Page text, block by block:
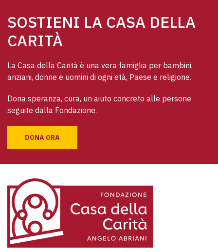
SOSTIENI LA CASA DELLA
CARITÀ
La Casa della Carità è una vera famiglia per bambini,
anziani, donne e uomini di ogni età, Paese e religione.
Dona speranza, cura, un aiuto concreto alle persone
seguite dalla Fondazione.
DONA ORA